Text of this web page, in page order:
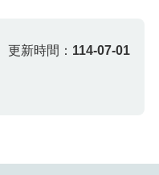
更新時間： 114-07-01